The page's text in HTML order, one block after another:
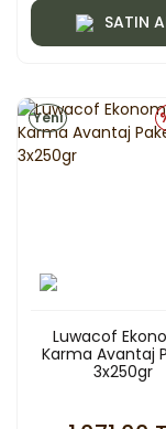
SATIN
Yeni
Luwacof
Karma Avantaj
3x250gr